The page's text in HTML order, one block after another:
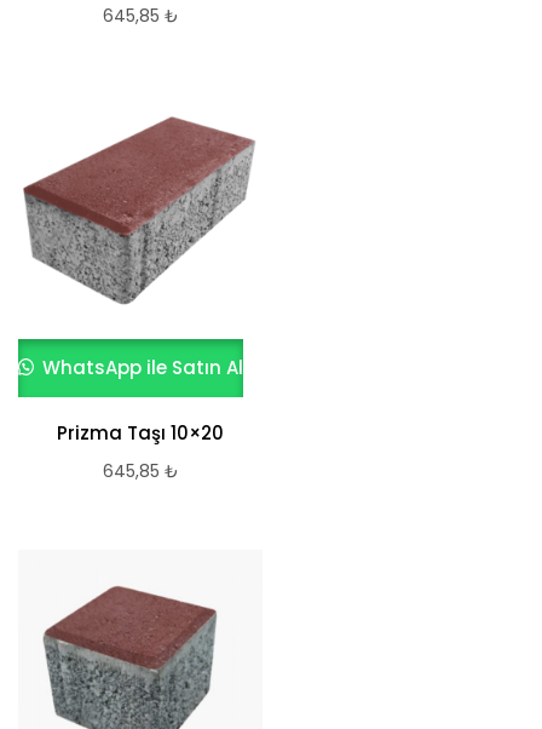
645,85 ₺
WhatsApp ile Satın Al
Prizma Taşı 10×20
645,85 ₺